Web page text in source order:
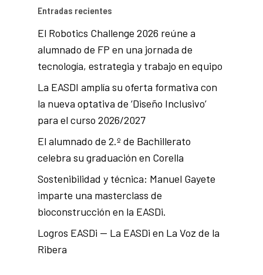
Entradas recientes
El Robotics Challenge 2026 reúne a
alumnado de FP en una jornada de
tecnología, estrategia y trabajo en equipo
La EASDI amplía su oferta formativa con
la nueva optativa de ‘Diseño Inclusivo’
para el curso 2026/2027
El alumnado de 2.º de Bachillerato
celebra su graduación en Corella
Sostenibilidad y técnica: Manuel Gayete
imparte una masterclass de
bioconstrucción en la EASDi.
Logros EASDi — La EASDi en La Voz de la
Ribera